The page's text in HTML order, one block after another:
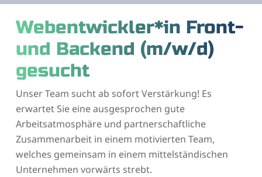
Webentwickler*in Front-
und Backend (m/w/d)
gesucht
Unser Team sucht ab sofort Verstärkung! Es
erwartet Sie eine ausgesprochen gute
Arbeitsatmosphäre und partnerschaftliche
Zusammenarbeit in einem motivierten Team,
welches gemeinsam in einem mittelständischen
Unternehmen vorwärts strebt.